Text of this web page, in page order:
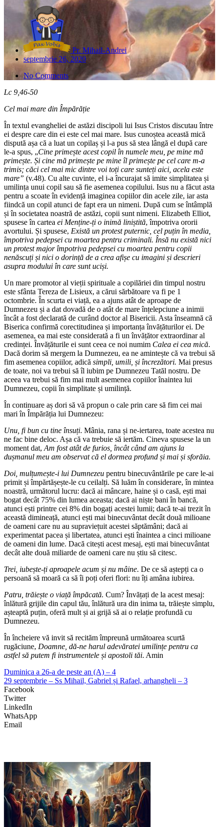
Pr. Mihail-Andrei
septembrie 26, 2020
No Comments
Lc 9,46-50
Cel mai mare din Împărăție
În textul evangheliei de astăzi discipoli lui Isus Cristos discutau între
ei despre care din ei este cel mai mare. Isus cunoștea această mică
dispută așa că a luat un copilaș și l-a pus să stea lângă el după care
le-a spus, „Cine primește acest copil în numele meu, pe mine mă
primește. Și cine mă primește pe mine îl primește pe cel care m-a
trimis; căci cel mai mic dintre voi toți care sunteți aici, acela este
mare” (v.48). Cu alte cuvinte, el i-a încurajat să imite simplitatea și
umilința unui copil sau să fie asemenea copilului. Isus nu a făcut asta
pentru a scoate în evidență imaginea copiilor din acele zile, iar asta
fiindcă un copil atunci de fapt era un nimeni. După cum se întâmplă
și în societatea noastră de astăzi, copii sunt nimeni. Elizabeth Elliot,
spusese în cartea ei Menține-ți o inimă liniștită, împotriva ororii
avortului. Și spusese, Există un protest puternic, cel puțin în media,
împotriva pedepsei cu moartea pentru criminali. Însă nu există nici
un protest major împotriva pedepsei cu moartea pentru copii
nenăscuți și nici o dorință de a crea afișe cu imagini și descrieri
asupra modului în care sunt uciși.
Un mare promotor al vieții spirituale a copilăriei din timpul nostru
este sfânta Tereza de Lisieux, a cărui sărbătoare va fi pe 1
octombrie. În scurta ei viață, ea a ajuns atât de aproape de
Dumnezeu și a dat dovadă de o atât de mare înțelepciune a inimii
încât a fost declarată de curând doctor al Bisericii. Asta înseamnă că
Biserica confirmă corectitudinea și importanța învățăturilor ei. De
asemenea, ea mai este considerată a fi un învățător extraordinar al
credinței. Învățăturile ei sunt ceea ce noi numim Calea ei cea mică.
Dacă dorim să mergem la Dumnezeu, ea ne amintește că va trebui să
fim asemenea copiilor, adică simpli, umili, și încrezători. Mai presus
de toate, noi va trebui să îl iubim pe Dumnezeu Tatăl nostru. De
aceea va trebui să fim mai mult asemenea copiilor înaintea lui
Dumnezeu, copii în simplitate și umilință.
În continuare aș dori să vă propun o cale prin care să fim cei mai
mari în Împărăția lui Dumnezeu:
Unu, fi bun cu tine însuți. Mânia, rana și ne-iertarea, toate acestea nu
ne fac bine deloc. Așa că va trebuie să iertăm. Cineva spusese la un
moment dat, Am fost atât de furios, încât când am ajuns la
dușmanul meu am observat că el dormea profund și mai și sforăia.
Doi, mulțumește-i lui Dumnezeu pentru binecuvântările pe care le-ai
primit și împărtășește-le cu ceilalți. Să luăm în considerare, în mintea
noastră, următorul lucru: dacă ai mâncare, haine și o casă, ești mai
bogat decât 75% din lumea aceasta; dacă ai niște bani în bancă,
atunci ești printre cei 8% din bogați acestei lumii; dacă te-ai trezit în
această dimineață, atunci ești mai binecuvântat decât două milioane
de oameni care nu au supraviețuit acestei săptămâni; dacă ai
experimentat pacea și libertatea, atunci ești înaintea a cinci milioane
de oameni din lume. Dacă citești acest mesaj, ești mai binecuvântat
decât alte două miliarde de oameni care nu știu să citesc.
Trei, iubește-ți aproapele acum și nu mâine. De ce să aștepți ca o
persoană să moară ca să îi poți oferi flori: nu îți amâna iubirea.
Patru, trăiește o viață împăcată. Cum? Învățați de la acest mesaj:
înlătură grijile din capul tău, înlătură ura din inima ta, trăiește simplu,
așteaptă puțin, oferă mult și ai grijă să ai o relație profundă cu
Dumnezeu.
În încheiere vă invit să recităm împreună următoarea scurtă
rugăciune, Doamne, dă-ne harul adevăratei umilințe pentru ca
astfel să putem fi instrumentele și apostoli tăi. Amin
Duminica a 26-a de peste an (A) – 4
29 septembrie – Ss Mihail, Gabriel și Rafael, arhangheli – 3
Facebook
Twitter
LinkedIn
WhatsApp
Email